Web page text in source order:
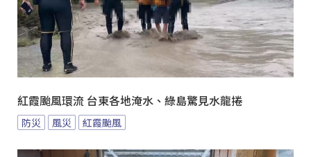
紅霞颱風環流 台東各地淹水、綠島驚見水龍捲
防災 風災 紅霞颱風